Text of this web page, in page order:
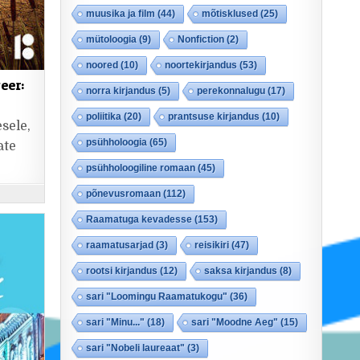
muusika ja film (44) mõtisklused(25)
mütoloogia (9) Nonfiction(2)
noored(10) noortekirjandus(53)
norra kirjandus(5) perekonnalugu(17)
poliitika (20) prantsuse kirjandus(10)
psühholoogia (65)
psühholoogiline romaan(45)
põnevusromaan(112)
Raamatuga kevadesse(153)
raamatusarjad(3) reisikiri(47)
rootsi kirjandus(12) saksa kirjandus(8)
sari "Loomingu Raamatukogu"(36)
sari "Minu..."(18) sari "Moodne Aeg"(15)
sari "Nobeli laureaat"(3)